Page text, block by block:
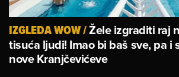
IZGLEDA WOW/Žele izgraditi raj
tisuća ljudi! Imao bi baš sve, pa i
nove Kranjčevićeve